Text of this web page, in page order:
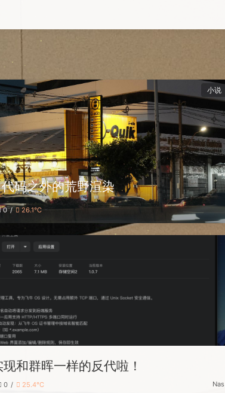
码之外的荒野渲染
0 26.1℃
小说
和群晖一样的反代啦！
0 25.4℃ Nas